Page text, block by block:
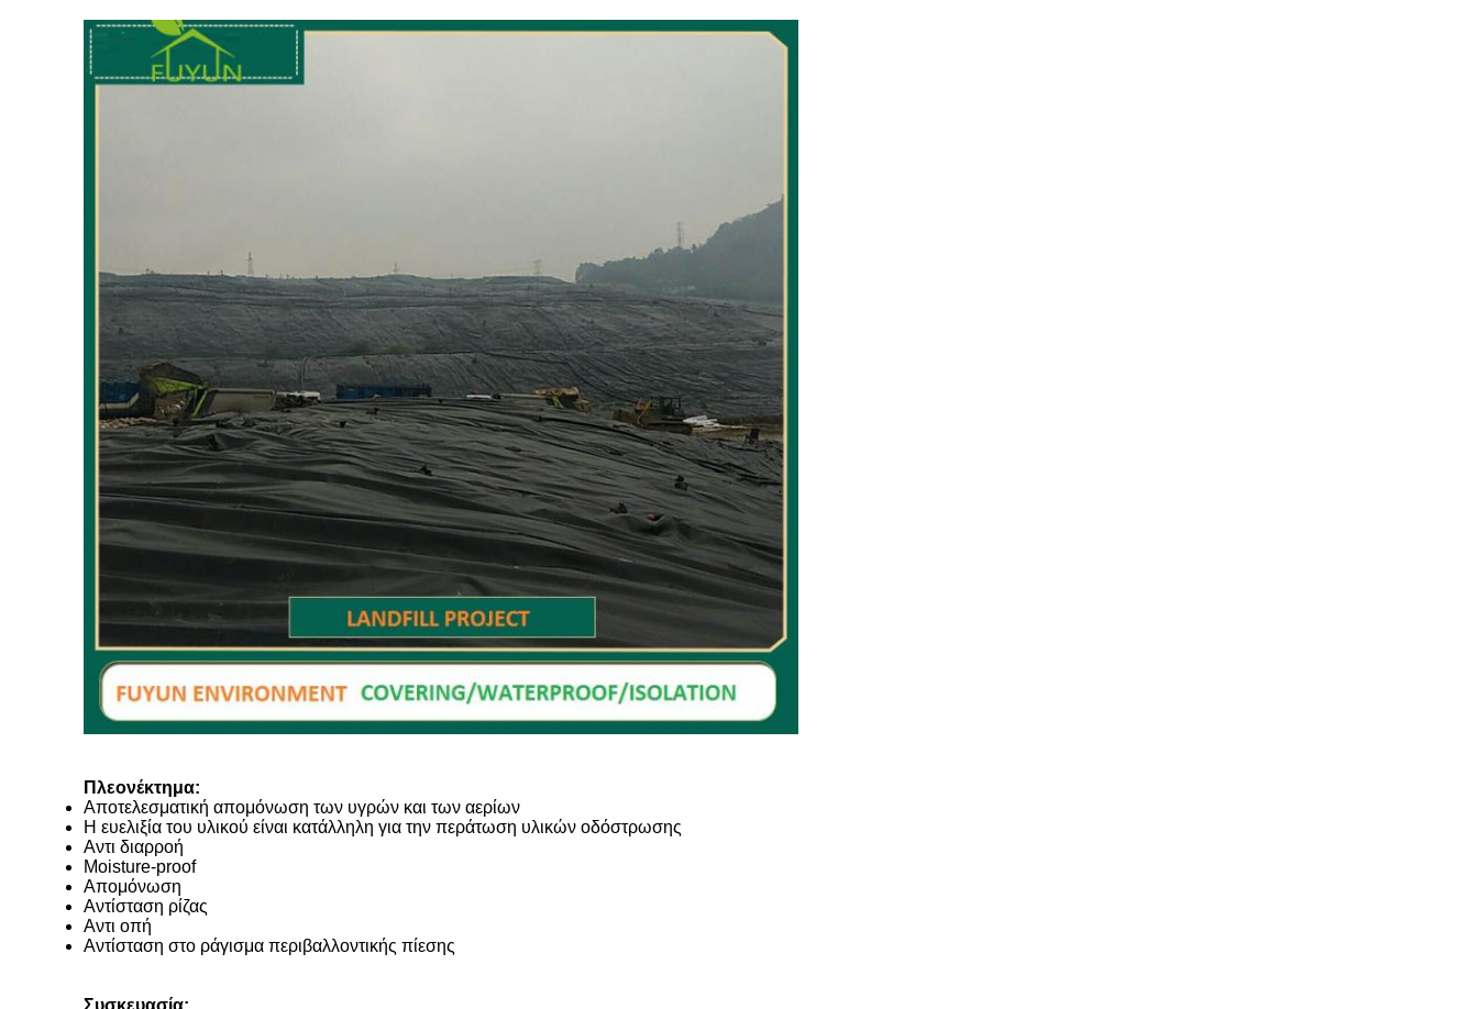
Πλεονέκτημα:
Αποτελεσματική απομόνωση των υγρών και των αερίων
Η ευελιξία του υλικού είναι κατάλληλη για την περάτωση υλικών οδόστρωσης
Αντι διαρροή
Moisture-proof
Απομόνωση
Αντίσταση ρίζας
Αντι οπή
Αντίσταση στο ράγισμα περιβαλλοντικής πίεσης
Συσκευασία: